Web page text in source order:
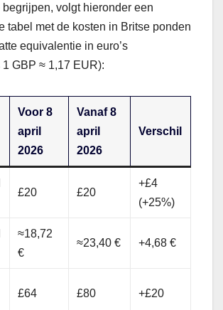
begrijpen, volgt hieronder een
tabel met de kosten in Britse ponden
equivalentie in euro’s
GBP ≈ 1,17 EUR):
Voor 8
april
2026
Vanaf 8
april
2026
Verschil
£20 £20
+£4
(+25%)
≈18,72
€
≈23,40 € +4,68 €
£64 £80 +£20